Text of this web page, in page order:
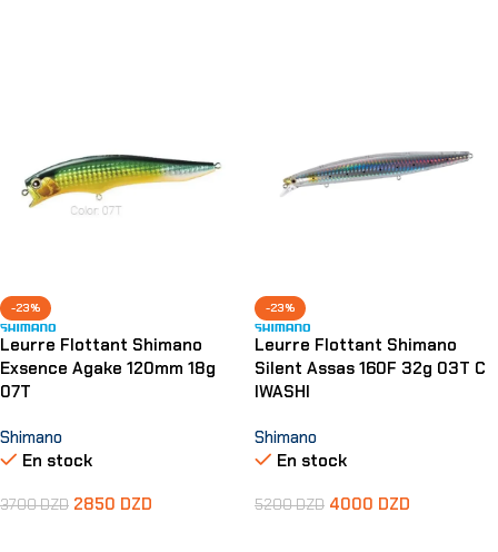
-23%
Leurre Flottant Shimano
Exsence Agake 120mm 18g
07T
Shimano
En stock
3700DZD 2850 DZD
-23%
Leurre Flottant Shimano
Silent Assas 160F 32g 03T C
IWASHI
Shimano
En stock
5200DZD 4000 DZD